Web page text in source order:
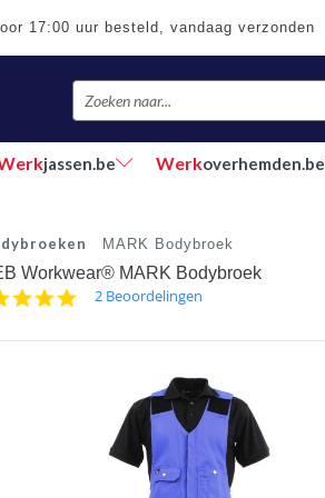
17:00 uur besteld, vandaag verzonden
jassen.be Werkoverhemden.be
MARK Bodybroek
Workwear® MARK Bodybroek
5.02 Beoordelingen